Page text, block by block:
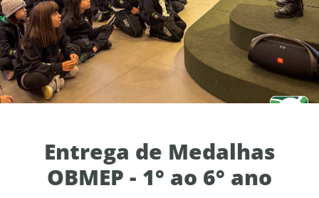
Entrega de Medalhas
OBMEP - 1° ao 6° ano